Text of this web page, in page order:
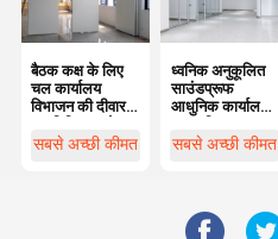
बैठक कक्ष के लिए
चल कार्यालय
विभाजन की दीवार
द्वार
सबसे अच्छी कीमत
ध्वनिक अनुकूलित
साउंडप्रूफ
आधुनिक कार्यालय
दीवारें
सबसे अच्छी कीमत